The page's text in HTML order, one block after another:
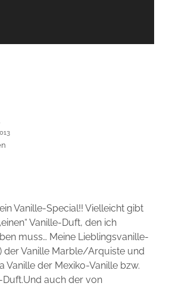
Vanille-Special!! Vielleicht gibt
Vanille-Duft, den ich
muss… Meine Lieblingsvanille-
der Vanille Marble/Arquiste und
Vanille der Mexiko-Vanille bzw.
auch der von